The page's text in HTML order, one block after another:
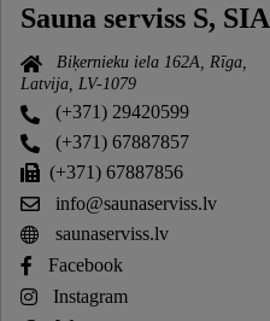
Sauna serviss S, SIA
Biķernieku iela 162A, Rīga,
Latvija, LV-1079
(+371) 29420599
(+371) 67887857
(+371) 67887856
info@saunaserviss.lv
saunaserviss.lv
Facebook
Instagram